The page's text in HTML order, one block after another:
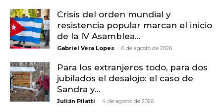
Crisis del orden mundial y
resistencia popular marcan el inicio
de la IV Asamblea...
Gabriel Vera Lopes - 6 de agosto de 2026
Para los extranjeros todo, para dos
jubilados el desalojo: el caso de
Sandra y...
Julián Pilatti - 4 de agosto de 2026